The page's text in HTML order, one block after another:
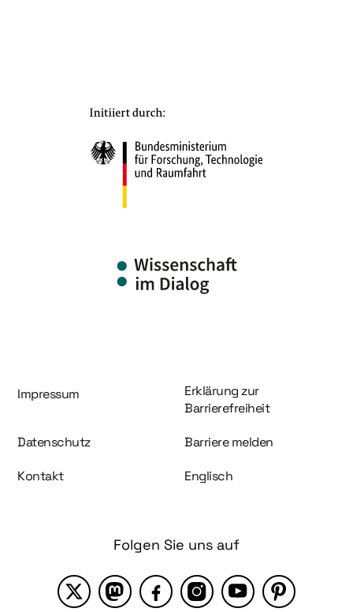
Information und Service
Impressum
Erklärung zur
Barrierefreiheit
Datenschutz Barriere melden
Kontakt Englisch
Folgen Sie uns auf